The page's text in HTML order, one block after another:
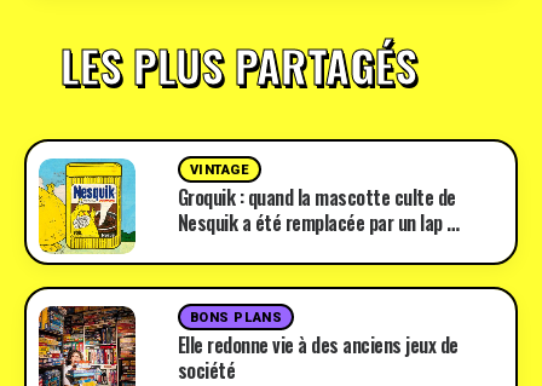
LES PLUS PARTAGÉS
VINTAGE
Groquik : quand la mascotte culte de
Nesquik a été remplacée par un lap …
BONS PLANS
Elle redonne vie à des anciens jeux de
société